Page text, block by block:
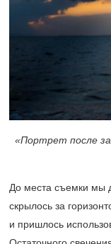
«Портрет после
До места съемки мы
скрылось за
и пришлось